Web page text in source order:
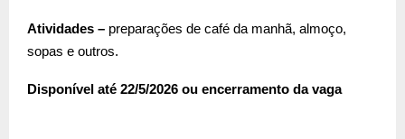
Atividades – preparações de café da manhã, almoço,
sopas e outros.
Disponível até 22/5/2026 ou encerramento da vaga